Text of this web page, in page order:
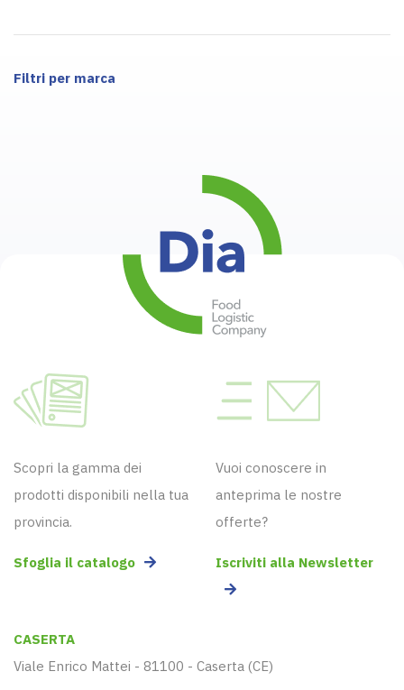
Filtri per marca
Scopri la gamma dei
prodotti disponibili nella tua
provincia.
Sfoglia il catalogo
Vuoi conoscere in
anteprima le nostre
offerte?
Iscriviti alla Newsletter
CASERTA
Viale Enrico Mattei - 81100 - Caserta (CE)